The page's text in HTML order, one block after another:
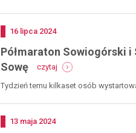
Dodano
16 lipca 2024
Półmaraton Sowiogórski i
Sowę
czytaj
półmaraton
sowiogórski
sowiogórska
Tydzień temu kilkaset osób
Dodano
13 maja 2024